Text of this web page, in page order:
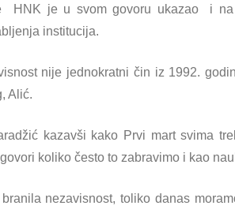
HNK je u svom govoru ukazao i
institucija.
nije jednokratni čin iz 1992.
Alić.
kazavši kako Prvi mart svima
koliko često to zabravimo i kao
nezavisnost, toliko danas